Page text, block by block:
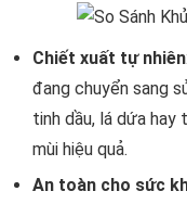
Chiết xuất tự nhiên
đang chuyển sang
tinh dầu, lá dứa
mùi hiệu quả.
An toàn cho sức